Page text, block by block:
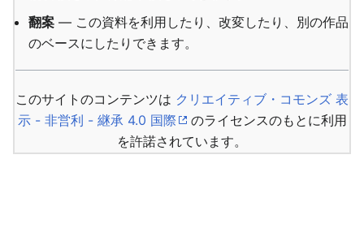
翻案 — この資料を利用したり、改変したり、別の作品
のベースにしたりできます。
このサイトのコンテンツは クリエイティブ・コモンズ 表
示 - 非営利 - 継承 4.0 国際
のライセンスのもとに利用
を許諾されています。